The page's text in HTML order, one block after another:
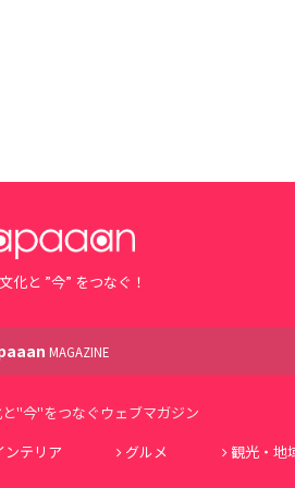
化と ”今” をつなぐ！
MAGAZINE
"今"をつなぐウェブマガジン
ンテリア グルメ 観光・地